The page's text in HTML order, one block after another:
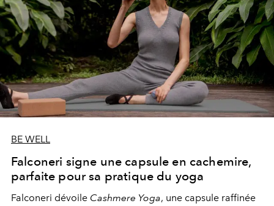
BE WELL
Falconeri signe une capsule en cachemire,
parfaite pour sa pratique du yoga
Falconeri dévoile Cashmere Yoga, une capsule raffinée